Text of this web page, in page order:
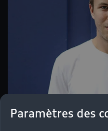
Paramètres des